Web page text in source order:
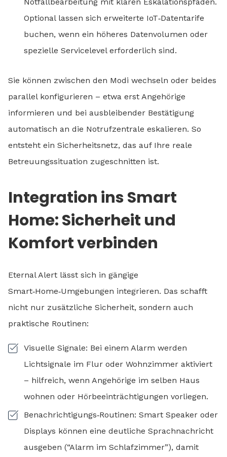
Optional lassen sich erweiterte IoT‑Datentarife
buchen, wenn ein höheres Datenvolumen oder
spezielle Servicelevel erforderlich sind.
Sie können zwischen den Modi wechseln oder beides
parallel konfigurieren – etwa erst Angehörige
informieren und bei ausbleibender Bestätigung
automatisch an die Notrufzentrale eskalieren. So
entsteht ein Sicherheitsnetz, das auf Ihre reale
Betreuungssituation zugeschnitten ist.
Integration ins Smart
Home: Sicherheit und
Komfort verbinden
Eternal Alert lässt sich in gängige
Smart‑Home‑Umgebungen integrieren. Das schafft
nicht nur zusätzliche Sicherheit, sondern auch
praktische Routinen:
Visuelle Signale: Bei einem Alarm werden
Lichtsignale im Flur oder Wohnzimmer aktiviert
– hilfreich, wenn Angehörige im selben Haus
wohnen oder Hörbeeinträchtigungen vorliegen.
Benachrichtigungs‑Routinen: Smart Speaker oder
Displays können eine deutliche Sprachnachricht
ausgeben (“Alarm im Schlafzimmer”), damit